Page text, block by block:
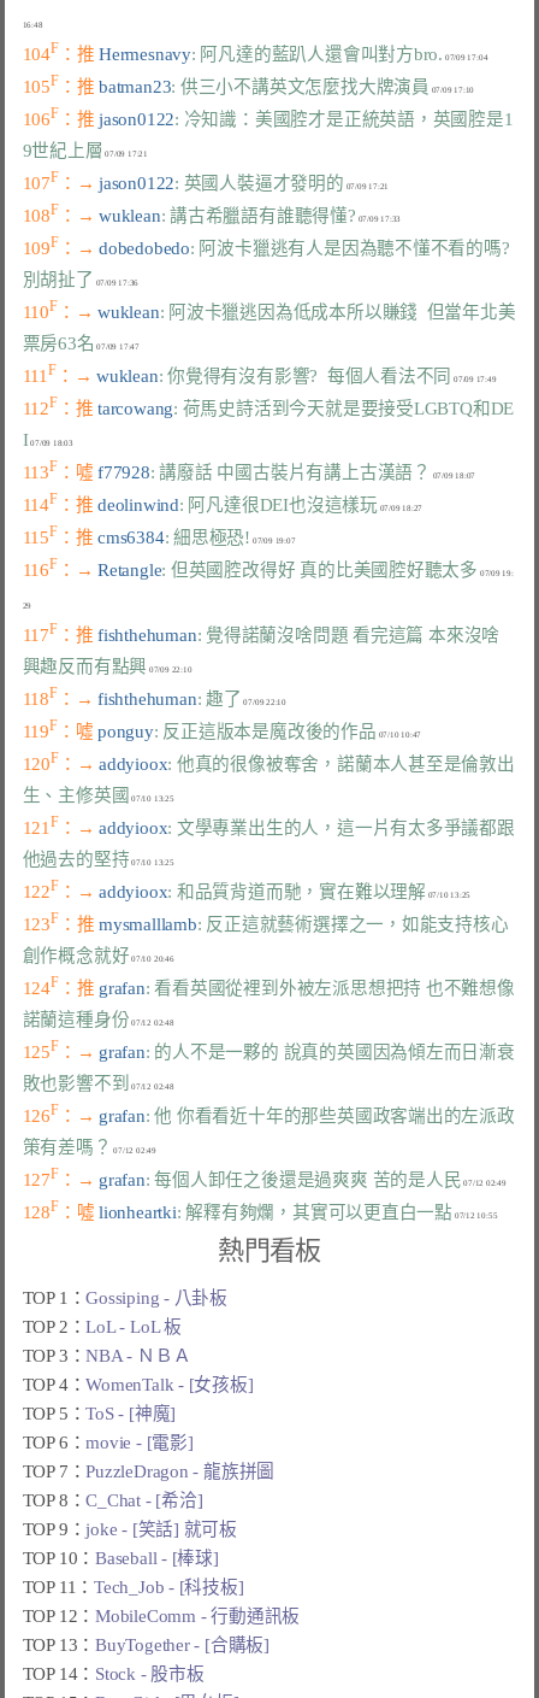
16:48
104F ：推 Hermesnavy: 阿凡達的藍趴人還會叫對方bro. 07/09 17:04
105F ：推 batman23: 供三小不講英文怎麼找大牌演員
106F ：推 jason0122: 冷知識：美國腔才是正統英語，英國腔是1
9世紀上層
107F ：→ jason0122: 英國人裝逼才發明的
108F ：→ wuklean: 講古希臘語有誰聽得懂?
109F ：→ dobedobedo: 阿波卡獵逃有人是因為聽不懂不看的嗎?
別胡扯了
110F ：→ wuklean: 阿波卡獵逃因為低成本所以賺錢  但當年北美
票房63名
07/09 17:47
111 F ：→ wuklean: 你覺得有沒有影響?  每個人看法不同 07/09 17:49
112F ：推 tarcowang: 荷馬史詩活到今天就是要接受LGBTQ和DE
I
07/09 18:03
113F ：噓 f77928: 講廢話 中國古裝片有講上古漢語？
114F ：推 deolinwind: 阿凡達很DEI也沒這樣玩
115F ：推 cms6384: 細思極恐! 07/09 19:07
116F ：→ Retangle: 但英國腔改得好 真的比美國腔好聽太多 07/09 19:
117F ：推 fishthehuman: 覺得諾蘭沒啥問題 看完這篇 本來沒啥
興趣反而有點興
07/09 22:10
118F ：→ fishthehuman: 趣了
119F ：噓 ponguy: 反正這版本是魔改後的作品
120F ：→ addyioox: 他真的很像被奪舍，諾蘭本人甚至是倫敦出
生、主修英國
07/10 13:25
121 F ：→ addyioox: 文學專業出生的人，這一片有太多爭議都跟
他過去的堅持
07/10 13:25
122F ：→ addyioox: 和品質背道而馳，實在難以理解
123F ：推 mysmalllamb: 反正這就藝術選擇之一，如能支持核心
創作概念就好
07/10 20:46
124F ：推 grafan: 看看英國從裡到外被左派思想把持 也不難想像
諾蘭這種身份
07/12 02:48
125F ：→ grafan: 的人不是一夥的 說真的英國因為傾左而日漸衰
敗也影響不到
07/12 02:48
126F ：→ grafan: 他 你看看近十年的那些英國政客端出的左派政
策有差嗎？
07/12 02:49
127F ：→ grafan: 每個人卸任之後還是過爽爽 苦的是人民 07/12 02:49
128F ：噓 lionheartki: 解釋有夠爛，其實可以更直白一點 07/12 10:55
熱門看板
TOP 1：Gossiping - 八卦板
TOP 2：LoL - LoL 板
TOP 3：NBA - ＮＢＡ
TOP 4：WomenTalk - [女孩板]
TOP 5：ToS - [神魔]
TOP 6：movie - [電影]
TOP 7：PuzzleDragon - 龍族拼圖
TOP 8：C_Chat - [希洽]
TOP 9：joke - [笑話] 就可板
TOP 10：Baseball - [棒球]
TOP 11：Tech_Job - [科技板]
TOP 12：MobileComm - 行動通訊板
TOP 13：BuyTogether - [合購板]
TOP 14： Stock - 股市板